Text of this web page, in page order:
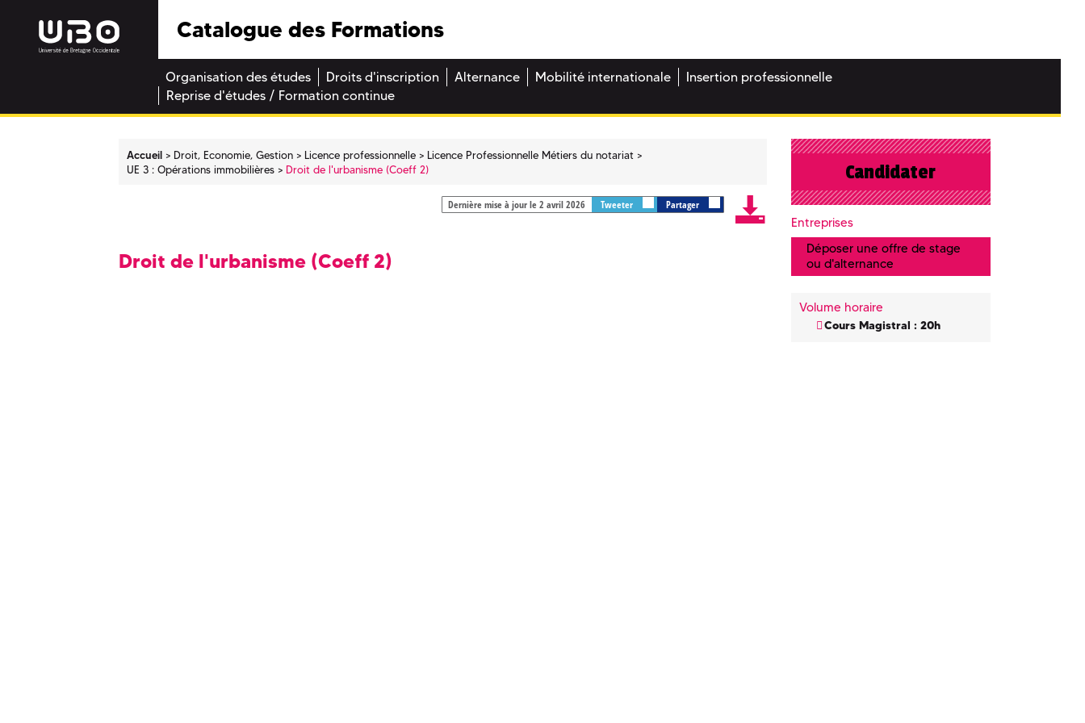
Catalogue des Formations
Organisation des études Droits d'inscription Alternance Mobilité internationale
Insertion professionnelle
Reprise d'études / Formation continue
Accueil Droit, Economie, Gestion Licence professionnelle
Licence Professionnelle Métiers du notariat
UE 3 : Opérations immobilières
Droit de l'urbanisme (Coeff 2)
Dernière mise à jour le 2 avril 2026 Tweeter Partager
Droit de l'urbanisme (Coeff 2)
Candidater
Entreprises
Déposer une offre de stage
ou d'alternance
Volume horaire
Cours Magistral : 20h